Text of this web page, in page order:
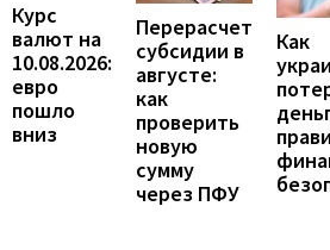
Курс
валют на
10.08.2026:
евро
пошло
вниз
Перерасчет
субсидии в
августе:
как
проверить
новую
сумму
через ПФУ
Как